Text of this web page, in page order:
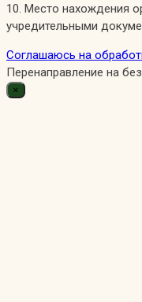
10. Место нахождения
учредительными
Соглашаюсь на
Перенаправление на
×